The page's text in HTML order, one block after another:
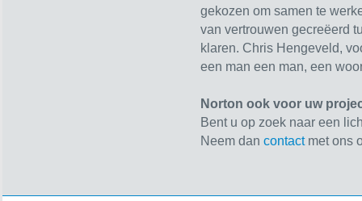
gekozen om samen te
van vertrouwen gecreëerd
klaren. Chris Hengeveld,
een man een man, een
Norton ook voor uw
Bent u op zoek naar een
Neem dan contactmet ons